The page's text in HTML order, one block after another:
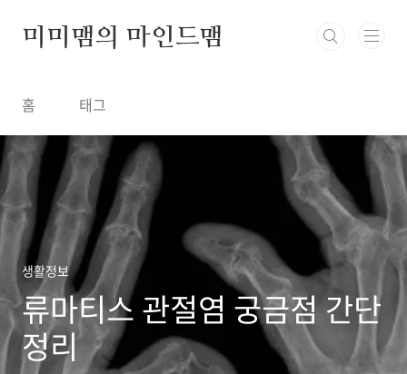
미미맴의 마인드맴
홈 태그
생활정보
류마티스 관절염 궁금점 간단
정리